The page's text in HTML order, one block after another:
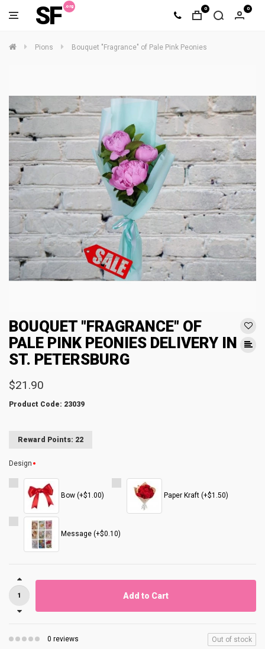
SF 0 0
Pions Bouquet "Fragrance" of Pale Pink Peonies
BOUQUET "FRAGRANCE" OF
PALE PINK PEONIES DELIVERY IN
ST. PETERSBURG
$21.90
Product Code: 23039
Reward Points: 22
Design
Bow (+$1.00) Paper Kraft (+$1.50)
Message (+$0.10)
Add to Cart
0 reviews Out of stock